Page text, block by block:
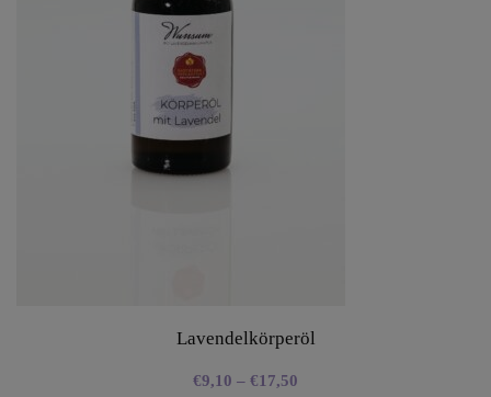
Lavendelkörperöl
€9,10 – €17,50